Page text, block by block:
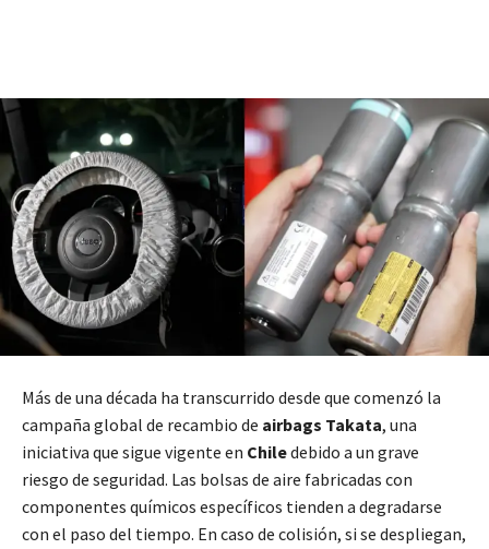
Más de una década ha transcurrido desde que comenzó la
campaña global de recambio de airbags Takata, una
iniciativa que sigue vigente en Chiledebido a un grave
riesgo de seguridad. Las bolsas de aire fabricadas con
componentes químicos específicos tienden a degradarse
con el paso del tiempo. En caso de colisión, si se despliegan,